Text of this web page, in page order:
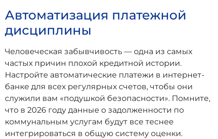
Автоматизация платежной
дисциплины
Человеческая забывчивость — одна из самых
частых причин плохой кредитной истории.
Настройте автоматические платежи в интернет-
банке для всех регулярных счетов, чтобы они
служили вам «подушкой безопасности». Помните,
что в 2026 году данные о задолженности по
коммунальным услугам будут все теснее
интегрироваться в общую систему оценки.